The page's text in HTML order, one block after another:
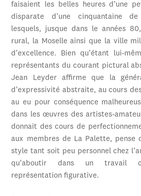
faisaient les belles heures d’une
disparate d’une cinquantaine
lesquels, jusque dans le années
rural, la Moselle ainsi que la ville
d’excellence. Bien qu’étant lui-
représentants du courant pictural
Jean Leyder affirme que la
d’expressivité abstraite, au cours
au eu pour conséquence
dans les œuvres des artistes-
donnait des cours de
aux membres de La Palette, pense
style tant soit peu personnel chez
qu’aboutir dans un travail
représentation figurative.